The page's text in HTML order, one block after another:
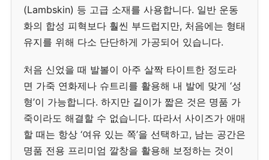
(Lambskin) 등 고급 소재를 사용합니다. 일반 운동
화의 합성 피혁보다 훨씬 부드럽지만, 처음에는 형태
유지를 위해 다소 단단하게 가공되어 있습니다.
처음 신었을 때 발볼이 아주 살짝 타이트한 정도라
면 가죽 연화제나 슈트리를 활용해 내 발에 맞게 ‘성
형’이 가능합니다. 하지만 길이가 짧은 것은 명품 가
죽이라도 해결할 수 없습니다. 따라서 사이즈가 애매
할 때는 항상 ‘여유 있는 쪽’을 선택하고, 남는 공간은
명품 전용 프리미엄 깔창을 활용해 보정하는 것이